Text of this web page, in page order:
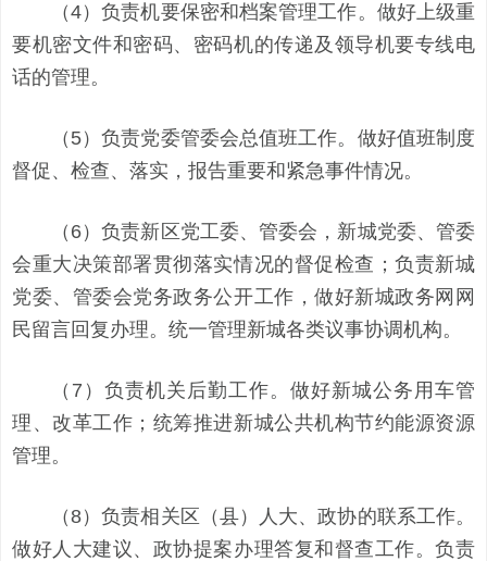
（4）负责机要保密和档案管理工作。做好上级重
要机密文件和密码、密码机的传递及领导机要专线电
话的管理。
（5）负责党委管委会总值班工作。做好值班制度
督促、检查、落实，报告重要和紧急事件情况。
（6）负责新区党工委、管委会，新城党委、管委
会重大决策部署贯彻落实情况的督促检查；负责新城
党委、管委会党务政务公开工作，做好新城政务网网
民留言回复办理。统一管理新城各类议事协调机构。
（7）负责机关后勤工作。做好新城公务用车管
理、改革工作；统筹推进新城公共机构节约能源资源
管理。
（8）负责相关区（县）人大、政协的联系工作。
做好人大建议、政协提案办理答复和督查工作。负责